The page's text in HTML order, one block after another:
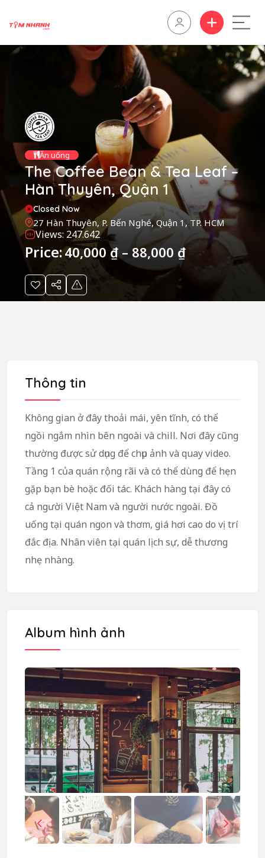
Ăn uống
The Coffee Bean & Tea Leaf –
Hàn Thuyên, Quận 1
Closed Now
27 Hàn Thuyên, P. Bến Nghé, Quận 1, TP. HCM
Views: 247.642
Price:40,000 ₫ – 88,000 ₫
Thông tin
Không gian ở đây thoải mái, yên tĩnh, có thể
ngồi ngắm nhìn bên ngoài và chill. Nơi đây cũng
thường được sử dụng để chụp ảnh và quay video.
Tầng 1 của quán rộng rãi và có thể dùng để hẹn
gặp bạn bè hoặc đối tác. Khách hàng tại đây có
cả người Việt Nam và người nước ngoài. Đồ
uống tại quán ngon và thơm, giá hơi cao do vị trí
đắc địa. Nhân viên tại quán lịch sự, dễ thương
nhẹ nhàng.
Album hình ảnh